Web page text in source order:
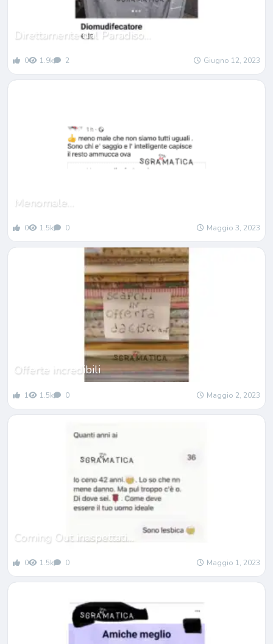
Direttamente dal Paradiso…
0 1.9k 2 Giugno 12, 2023
Menomale…
0 1.5k 0 Maggio 3, 2023
Offerte incredibili
1 1.5k 0 Maggio 2, 2023
Coming Out inaspettati…
0 1.5k 0 Maggio 1, 2023